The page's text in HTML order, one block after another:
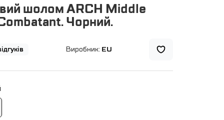
шолом ARCH Middle
Чорний.
Виробник: EU